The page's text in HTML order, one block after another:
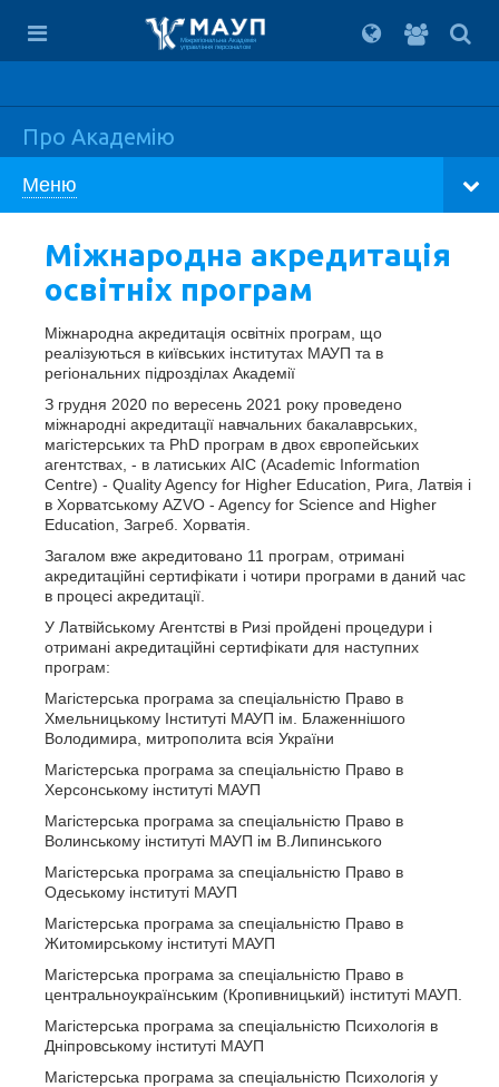
Вхід
для
Міжрегіональна Академія
управління персоналом
Про Академію
Меню
Міжнародна акредитація
освітніх програм
Міжнародна акредитація освітніх програм, що
реалізуються в київських інститутах МАУП та в
регіональних підрозділах Академії
З грудня 2020 по вересень 2021 року проведено
міжнародні акредитації навчальних бакалаврських,
магістерських та PhD програм в двох європейських
агентствах, - в латиських AIC (Academic Information
Centre) - Quality Agency for Higher Education, Рига, Латвія і
в Хорватському AZVO - Agency for Science and Higher
Education, Загреб. Хорватія.
Загалом вже акредитовано 11 програм, отримані
акредитаційні сертифікати і чотири програми в даний час
в процесі акредитації.
У Латвійському Агентстві в Ризі пройдені процедури і
отримані акредитаційні сертифікати для наступних
програм:
Магістерська програма за спеціальністю Право в
Хмельницькому Інституті МАУП ім. Блаженнішого
Володимира, митрополита всія України
Магістерська програма за спеціальністю Право в
Херсонському інституті МАУП
Магістерська програма за спеціальністю Право в
Волинському інституті МАУП ім В.Липинського
Магістерська програма за спеціальністю Право в
Одеському інституті МАУП
Магістерська програма за спеціальністю Право в
Житомирському інституті МАУП
Магістерська програма за спеціальністю Право в
центральноукраїнським (Кропивницький) інституті МАУП.
Магістерська програма за спеціальністю Психологія в
Дніпровському інституті МАУП
Магістерська програма за спеціальністю Психологія у